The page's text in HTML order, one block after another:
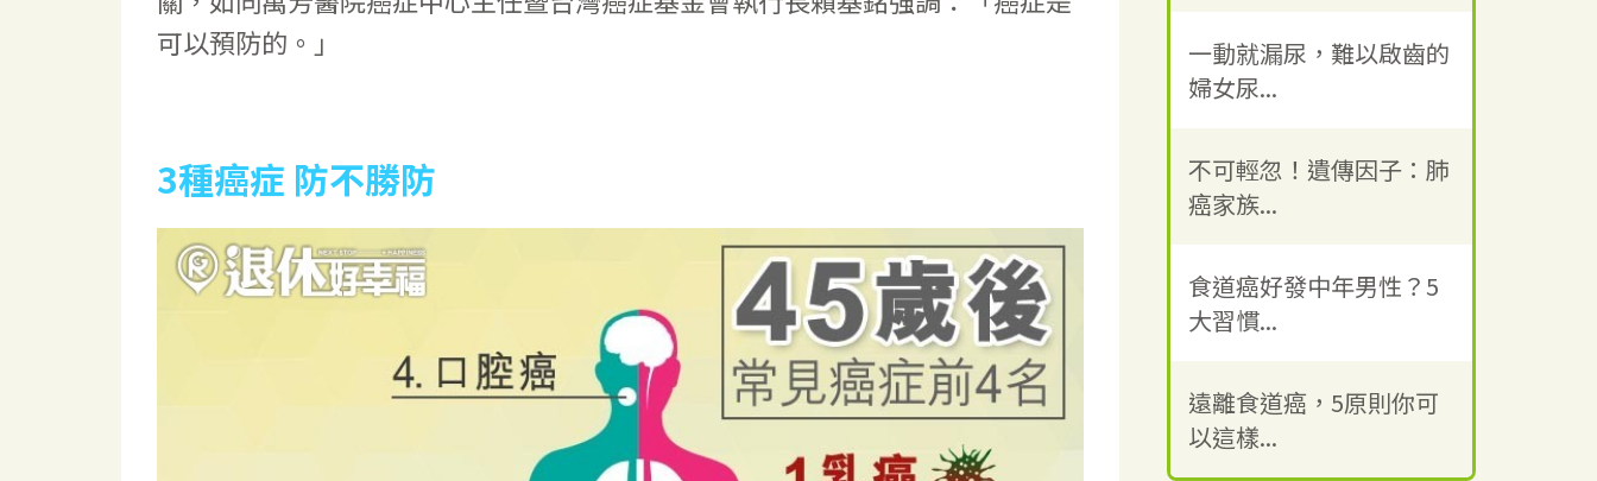
可以預防的。」
3種癌症 防不勝防
一動就漏尿，難以啟齒的
婦女尿...
不可輕忽！遺傳因子：肺
癌家族...
食道癌好發中年男性？5
大習慣...
遠離食道癌，5原則你可
以這樣...